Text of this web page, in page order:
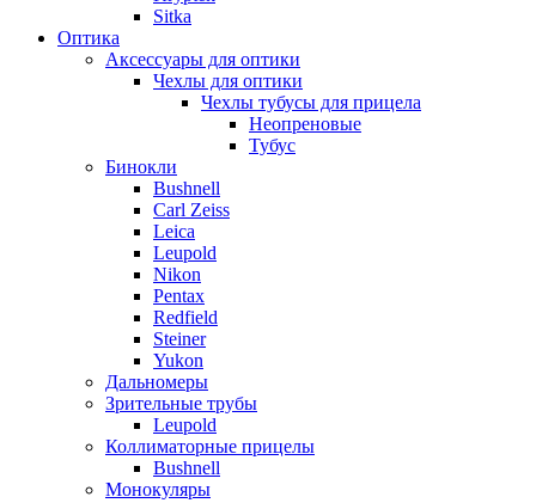
Sitka
Оптика
Аксессуары для оптики
Чехлы для оптики
Чехлы тубусы для прицела
Неопреновые
Тубус
Бинокли
Bushnell
Carl Zeiss
Leica
Leupold
Nikon
Pentax
Redfield
Steiner
Yukon
Дальномеры
Зрительные трубы
Leupold
Коллиматорные прицелы
Bushnell
Монокуляры